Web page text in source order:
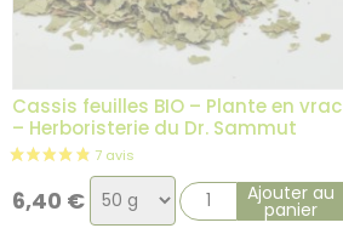
Cassis feuilles BIO – Plante en vrac
– Herboristerie du Dr. Sammut
6,40 € Choix
de
Ajouter au
panier